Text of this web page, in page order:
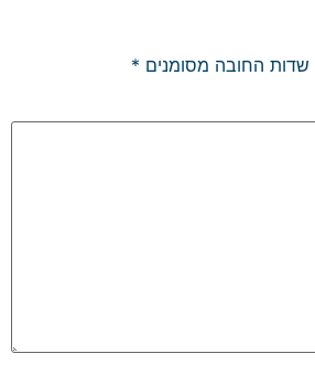
שדות החובה מסומנים *